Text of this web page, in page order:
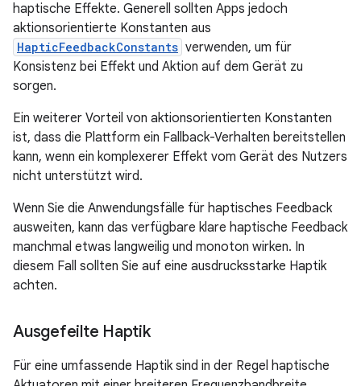
haptische Effekte. Generell sollten Apps jedoch
aktionsorientierte Konstanten aus
HapticFeedbackConstants verwenden, um für
Konsistenz bei Effekt und Aktion auf dem Gerät zu
sorgen.
Ein weiterer Vorteil von aktionsorientierten Konstanten
ist, dass die Plattform ein Fallback-Verhalten bereitstellen
kann, wenn ein komplexerer Effekt vom Gerät des Nutzers
nicht unterstützt wird.
Wenn Sie die Anwendungsfälle für haptisches Feedback
ausweiten, kann das verfügbare klare haptische Feedback
manchmal etwas langweilig und monoton wirken. In
diesem Fall sollten Sie auf eine ausdrucksstarke Haptik
achten.
Ausgefeilte Haptik
Für eine umfassende Haptik sind in der Regel haptische